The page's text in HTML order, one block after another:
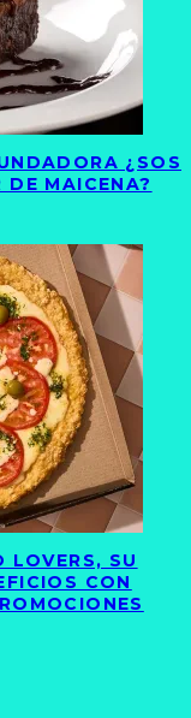
¿SOS
MAICENA?
LOVERS, SU
CON